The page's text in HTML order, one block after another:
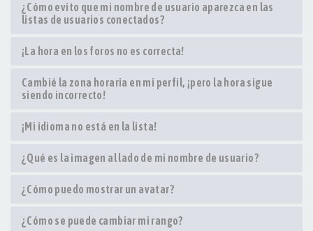
¿Cómo evito que mi nombre de usuario aparezca en las
listas de usuarios conectados?
¡La hora en los foros no es correcta!
Cambié la zona horaria en mi perfil, ¡pero la hora sigue
siendo incorrecto!
¡Mi idioma no está en la lista!
¿Qué es la imagen al lado de mi nombre de usuario?
¿Cómo puedo mostrar un avatar?
¿Cómo se puede cambiar mi rango?